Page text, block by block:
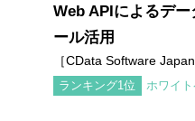
Web APIによるデ
ール活用
［CData Software
ホワイ